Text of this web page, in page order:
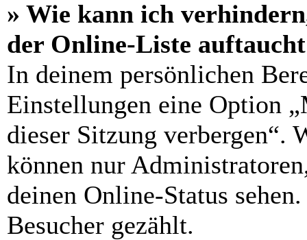
» Wie kann ich
der Online-Liste
In deinem persönlichen
Einstellungen eine Option
dieser Sitzung verbergen“.
können nur
deinen Online-Status
Besucher gezählt.